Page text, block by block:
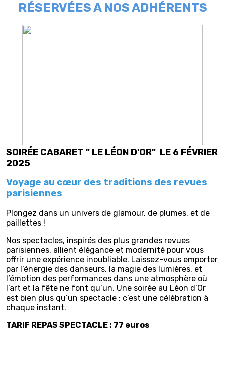
RÉSERVÉES A NOS ADHÉRENTS
SOIRÉE CABARET " LE LÉON D'OR" LE 6 FÉVRIER
2025
Voyage au cœur des traditions des revues
parisiennes
Plongez dans un univers de glamour, de plumes, et de
paillettes !
Nos spectacles, inspirés des plus grandes revues
parisiennes, allient élégance et modernité pour vous
offrir une expérience inoubliable. Laissez-vous emporter
par l’énergie des danseurs, la magie des lumières, et
l’émotion des performances dans une atmosphère où
l’art et la fête ne font qu’un. Une soirée au Léon d’Or
est bien plus qu’un spectacle : c’est une célébration à
chaque instant.
TARIF REPAS SPECTACLE : 77 euros